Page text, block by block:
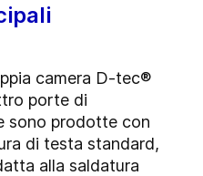
camera D-tec®
porte di
sono prodotte con
di testa standard,
alla saldatura